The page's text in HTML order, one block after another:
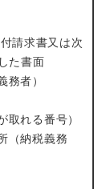
請求書又は次
た書面
務者）
取れる番号）
（納税義務